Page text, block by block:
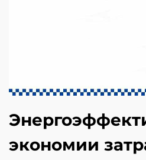
экономии